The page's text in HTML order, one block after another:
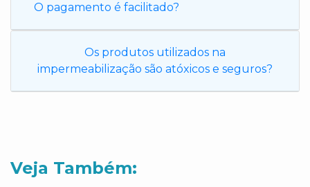
O pagamento é facilitado?
Os produtos utilizados na
impermeabilização são atóxicos e seguros?
Veja Também: